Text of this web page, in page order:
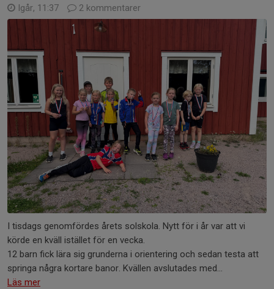
Igår, 11:37 2 kommentarer
I tisdags genomfördes årets solskola. Nytt för i år var att vi
körde en kväll istället för en vecka.
12 barn fick lära sig grunderna i orientering och sedan testa att
springa några kortare banor. Kvällen avslutades med...
Läs mer